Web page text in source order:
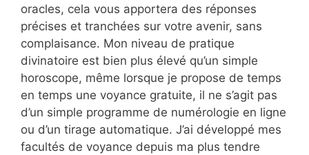
oracles, cela vous apportera des réponses
précises et tranchées sur votre avenir, sans
complaisance. Mon niveau de pratique
divinatoire est bien plus élevé qu’un simple
horoscope, même lorsque je propose de temps
en temps une voyance gratuite, il ne s’agit pas
d’un simple programme de numérologie en ligne
ou d’un tirage automatique. J’ai développé mes
facultés de voyance depuis ma plus tendre